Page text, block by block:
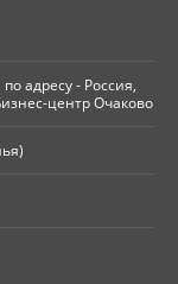
адресу - Россия,
центр Очаково